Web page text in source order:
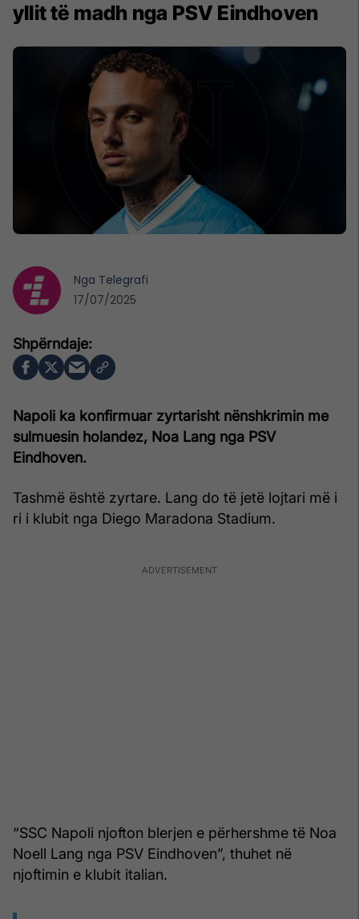
yllit të madh nga PSV Eindhoven
Napoli ka konfirmuar zyrtarisht nënshkrimin me
sulmuesin holandez, Noa Lang nga PSV
Eindhoven.
Tashmë është zyrtare. Lang do të jetë lojtari më i
ri i klubit nga Diego Maradona Stadium.
“SSC Napoli njofton blerjen e përhershme të Noa
Noell Lang nga PSV Eindhoven”, thuhet në
njoftimin e klubit italian.
Nga Telegrafi
17/07/2025